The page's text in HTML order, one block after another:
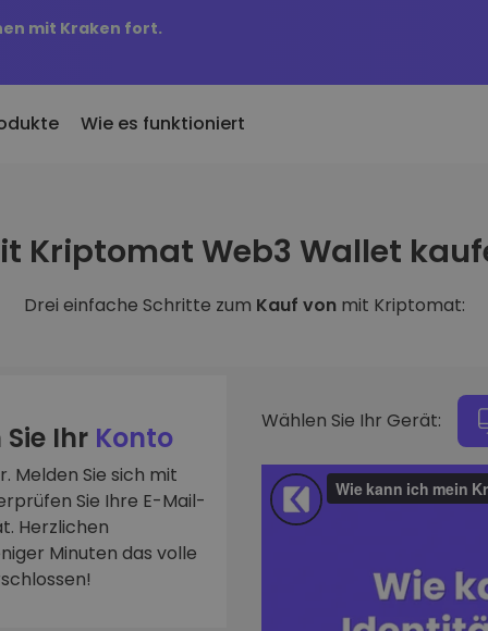
mit Kraken fort.
Kriptomat hinzugefügte
ich für 100 € gekauft
KriptoEarn
Verdienen Sie Prämien für Ihre
Tresor
Intelligente
optimale
Wie es funktioniert
Kriptomat Web3 Wallet
Drei einfache Schritte zum Kauf von mit Kriptomat:
Ihr Konto
Melden Sie sich mit
Sie Ihre E-Mail-
Herzlichen
Minuten das volle
Wählen Sie Ihr Gerät: